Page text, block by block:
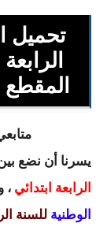
تحميل
يسرنا أن نضع
الرابعة ابتدائي ،
الوطنية للسنة الرابعة